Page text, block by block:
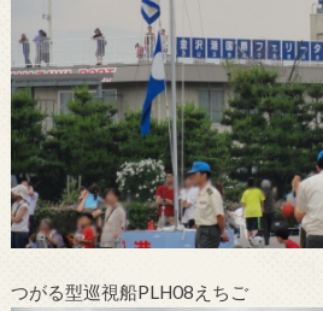
つがる型巡視船PLH08えちご